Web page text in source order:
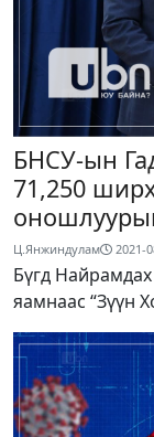
БНСУ-ын
71,250
Ц.Янжиндулам 2021-
Бүгд
яамнаас “Зүүн